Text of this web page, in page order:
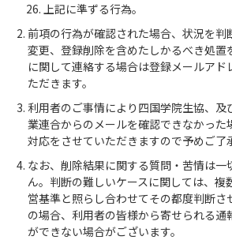
上記に準ずる行為。
前項の行為が確認された場合、状況を判
変更、登録削除を含めたしかるべき処置
に関して連絡する場合は登録メールアド
ただきます。
利用者のご事情により四国学院生協、及
業連合からのメールを確認できなかった
対応をさせていただきますので予めご了
なお、削除結果に関する質問・苦情は一
ん。判断の難しいケースに関しては、複
営基準と照らし合わせてその都度判断さ
の場合、利用者の皆様から寄せられる通
ができない場合がございます。